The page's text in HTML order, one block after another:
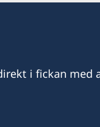
i fickan med